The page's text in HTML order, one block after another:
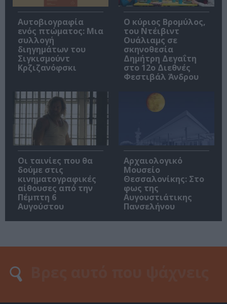
Αυτοβιογραφία
ενός πτώματος: Μια
συλλογή
διηγημάτων του
Σιγκισμούντ
Κρζιζανόφσκι
O κύριος Βρομύλος,
του Ντέιβιντ
Ουάλιαμς σε
σκηνοθεσία
Δημήτρη Δεγαΐτη
στο 12ο Διεθνές
Φεστιβάλ Άνδρου
Οι ταινίες που θα
δούμε στις
κινηματογραφικές
αίθουσες από την
Πέμπτη 6
Αυγούστου
Αρχαιολογικό
Μουσείο
Θεσσαλονίκης: Στο
φως της
Αυγουστιάτικης
Πανσελήνου